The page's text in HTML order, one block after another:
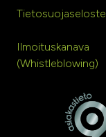
Tietosuojaseloste
Ilmoituskanava
(Whistleblowing)